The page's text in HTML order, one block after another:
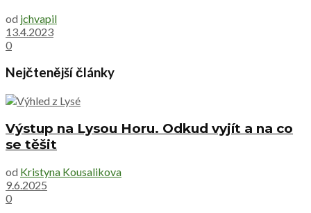
od jchvapil
13.4.2023
0
Nejčtenější články
Výstup na Lysou Horu. Odkud vyjít a na co
se těšit
od Kristyna Kousalikova
9.6.2025
0